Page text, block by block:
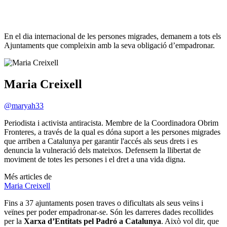
En el dia internacional de les persones migrades, demanem a tots els
Ajuntaments que compleixin amb la seva obligació d’empadronar.
Sobre
Maria Creixell
@maryah33
Periodista i activista antiracista. Membre de la Coordinadora Obrim
Fronteres, a través de la qual es dóna suport a les persones migrades
que arriben a Catalunya per garantir l'accés als seus drets i es
denuncia la vulneració dels mateixos. Defensem la llibertat de
moviment de totes les persones i el dret a una vida digna.
Més articles de
Maria Creixell
Fins a 37 ajuntaments posen traves o dificultats als seus veïns i
veïnes per poder empadronar-se. Són les darreres dades recollides
per la Xarxa d’Entitats pel Padró a Catalunya. Això vol dir, que